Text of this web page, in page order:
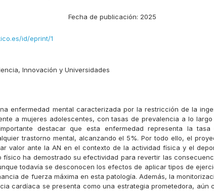
Fecha de publicación: 2025
id/eprint/1
Innovación y Universidades
enfermedad mental caracterizada por la restricción de la
a mujeres adolescentes, con tasas de prevalencia a lo largo
destacar que esta enfermedad representa la tasa
trastorno mental, alcanzando el 5%. Por todo ello, el
valor ante la AN en el contexto de la actividad física y el
físico ha demostrado su efectividad para revertir las
todavía se desconocen los efectos de aplicar tipos de
de fuerza máxima en esta patología. Además, la
cardíaca se presenta como una estrategia prometedora, aún